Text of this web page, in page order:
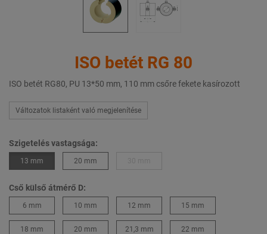
ISO betét RG 80
ISO betét RG80, PU 13*50 mm, 110 mm csőre fekete kasírozott
Változatok listaként való megjelenítése
Szigetelés vastagsága:
13 mm 20 mm
Cső külső átmérő D:
6 mm 10 mm 12 mm 15 mm
18 mm 20 mm 21,3 mm 22 mm